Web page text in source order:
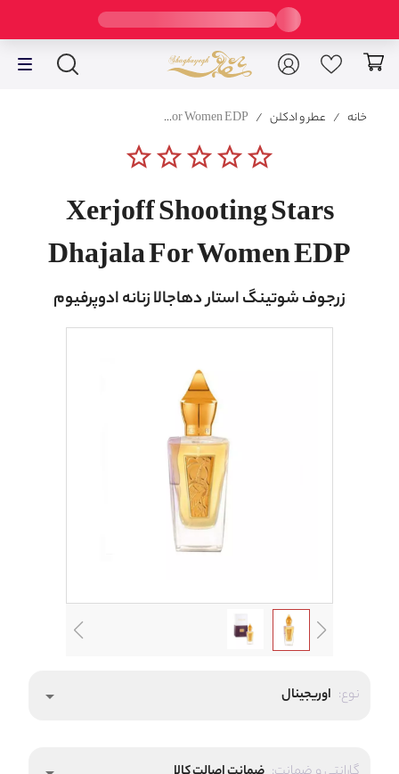
خانه / عطر و ادکلن /
Xerjoff Shooting Stars Dhajala For Women EDP
star_borderstar_borderstar_borderstar_borderstar_border
Xerjoff Shooting Stars
Dhajala For Women EDP
زرجوف شوتینگ استار دهاجالا زنانه ادوپرفیوم
نوع: اوریجینال arrow_drop_down